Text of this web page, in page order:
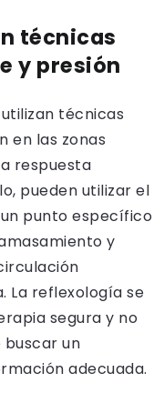
técnicas
y presión
técnicas
en las zonas
respuesta
pueden utilizar el
punto específico
y
La reflexología se
segura y no
buscar un
adecuada.